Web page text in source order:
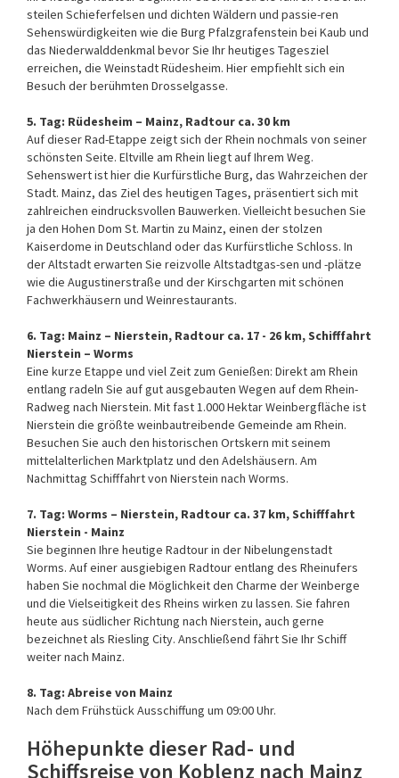
steilen Schieferfelsen und dichten Wäldern und passie-ren
Sehenswürdigkeiten wie die Burg Pfalzgrafenstein bei Kaub und
das Niederwalddenkmal bevor Sie Ihr heutiges Tagesziel
erreichen, die Weinstadt Rüdesheim. Hier empfiehlt sich ein
Besuch der berühmten Drosselgasse.
5. Tag: Rüdesheim – Mainz, Radtour ca. 30 km
Auf dieser Rad-Etappe zeigt sich der Rhein nochmals von seiner
schönsten Seite. Eltville am Rhein liegt auf Ihrem Weg.
Sehenswert ist hier die Kurfürstliche Burg, das Wahrzeichen der
Stadt. Mainz, das Ziel des heutigen Tages, präsentiert sich mit
zahlreichen eindrucksvollen Bauwerken. Vielleicht besuchen Sie
ja den Hohen Dom St. Martin zu Mainz, einen der stolzen
Kaiserdome in Deutschland oder das Kurfürstliche Schloss. In
der Altstadt erwarten Sie reizvolle Altstadtgas-sen und -plätze
wie die Augustinerstraße und der Kirschgarten mit schönen
Fachwerkhäusern und Weinrestaurants.
6. Tag: Mainz – Nierstein, Radtour ca. 17 - 26 km, Schifffahrt
Nierstein – Worms
Eine kurze Etappe und viel Zeit zum Genießen: Direkt am Rhein
entlang radeln Sie auf gut ausgebauten Wegen auf dem Rhein-
Radweg nach Nierstein. Mit fast 1.000 Hektar Weinbergfläche ist
Nierstein die größte weinbautreibende Gemeinde am Rhein.
Besuchen Sie auch den historischen Ortskern mit seinem
mittelalterlichen Marktplatz und den Adelshäusern. Am
Nachmittag Schifffahrt von Nierstein nach Worms.
7. Tag: Worms – Nierstein, Radtour ca. 37 km, Schifffahrt
Nierstein - Mainz
Sie beginnen Ihre heutige Radtour in der Nibelungenstadt
Worms. Auf einer ausgiebigen Radtour entlang des Rheinufers
haben Sie nochmal die Möglichkeit den Charme der Weinberge
und die Vielseitigkeit des Rheins wirken zu lassen. Sie fahren
heute aus südlicher Richtung nach Nierstein, auch gerne
bezeichnet als Riesling City. Anschließend fährt Sie Ihr Schiff
weiter nach Mainz.
8. Tag: Abreise von Mainz
Nach dem Frühstück Ausschiffung um 09:00 Uhr.
Höhepunkte dieser Rad- und
Schiffsreise von Koblenz nach Mainz